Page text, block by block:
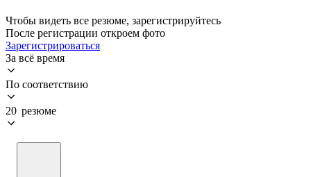
Чтобы видеть все резюме, зарегистрируйтесь
После регистрации откроем фото
Зарегистрироваться
За всё время
По соответствию
20 резюме